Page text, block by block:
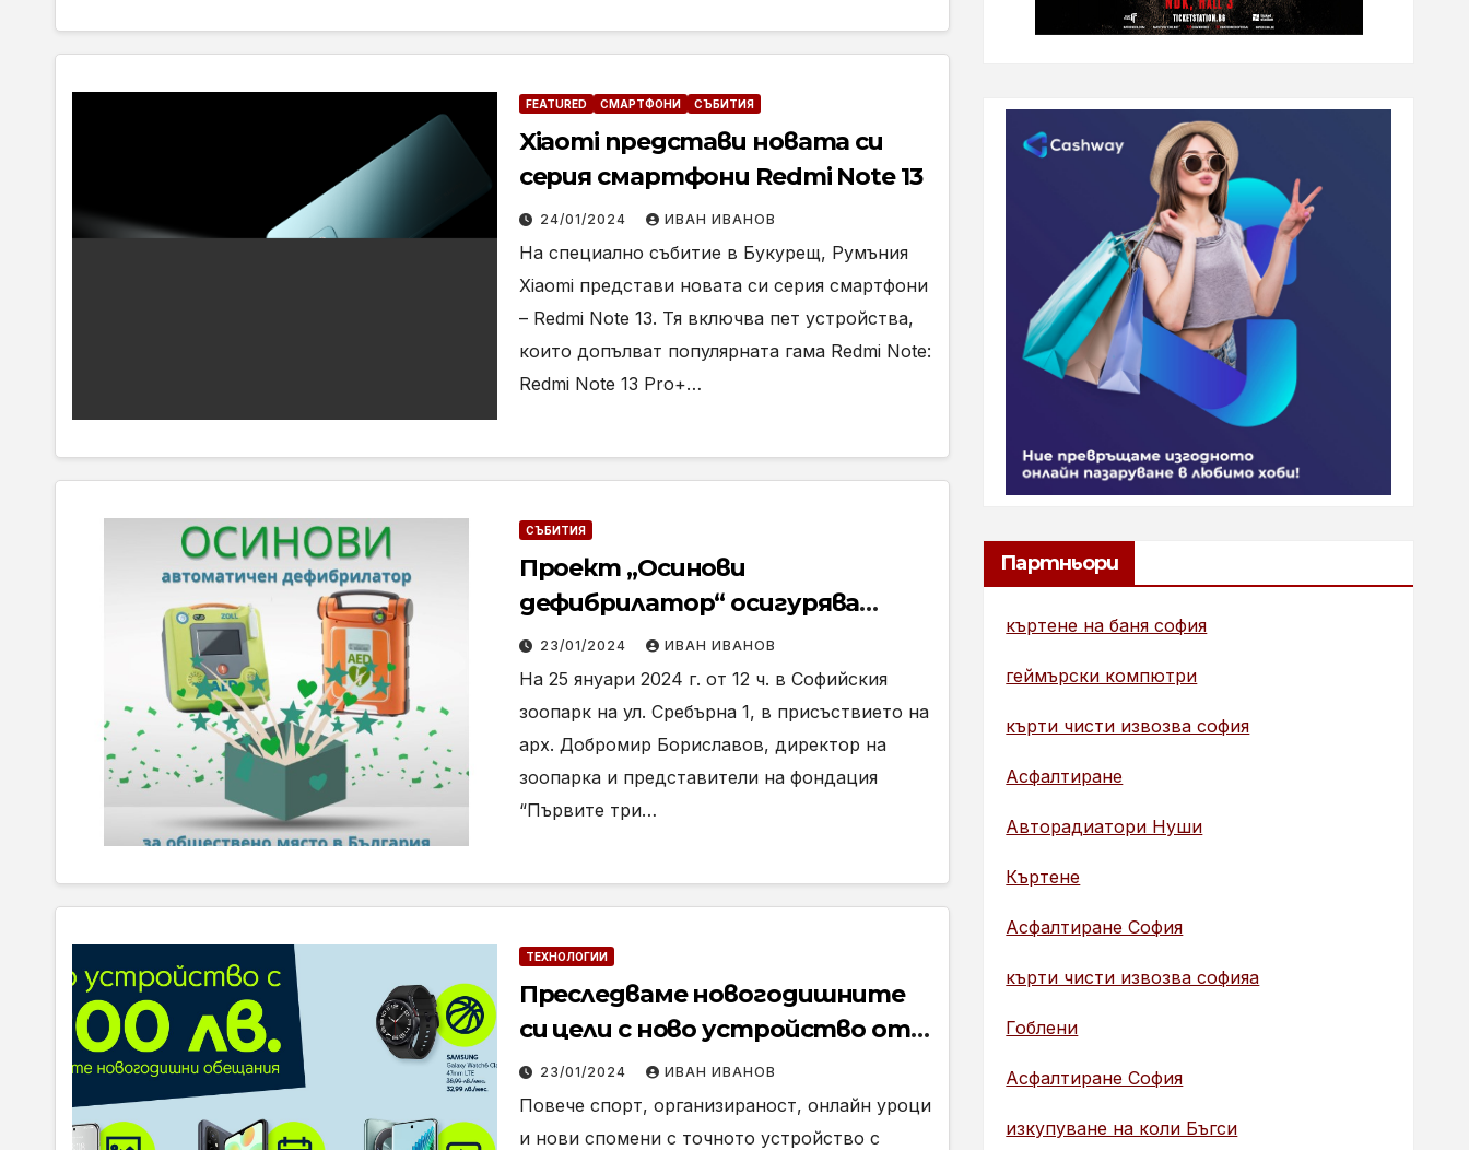
FEATURED СМАРТФОНИ СЪБИТИЯ
Xiaomi представи новата си
серия смартфони Redmi Note 13
24/01/2024 ИВАН ИВАНОВ
На специално събитие в Букурещ, Румъния
Xiaomi представи новата си серия смартфони
– Redmi Note 13. Тя включва пет устройства,
които допълват популярната гама Redmi Note:
Redmi Note 13 Pro+…
СЪБИТИЯ
Проект „Осинови
дефибрилатор“ осигурява
първия автоматичен
дефибрилатор за Софийския
зоопарк
23/01/2024 ИВАН ИВАНОВ
На 25 януари 2024 г. от 12 ч. в Софийския
зоопарк на ул. Сребърна 1, в присъствието на
арх. Добромир Бориславов, директор на
зоопарка и представители на фондация
“Първите три…
ТЕХНОЛОГИИ
Преследваме новогодишните
си цели с ново устройство от
Yettel с отстъпка до 200 лева
23/01/2024 ИВАН ИВАНОВ
Повече спорт, организираност, онлайн уроци
и нови спомени с точното устройство с
Партньори
къртене на баня софия
геймърски компютри
кърти чисти извозва софия
Асфалтиране
Авторадиатори Нуши
Къртене
Асфалтиране София
кърти чисти извозва софияа
Гоблени
Асфалтиране София
изкупуване на коли Бъгси